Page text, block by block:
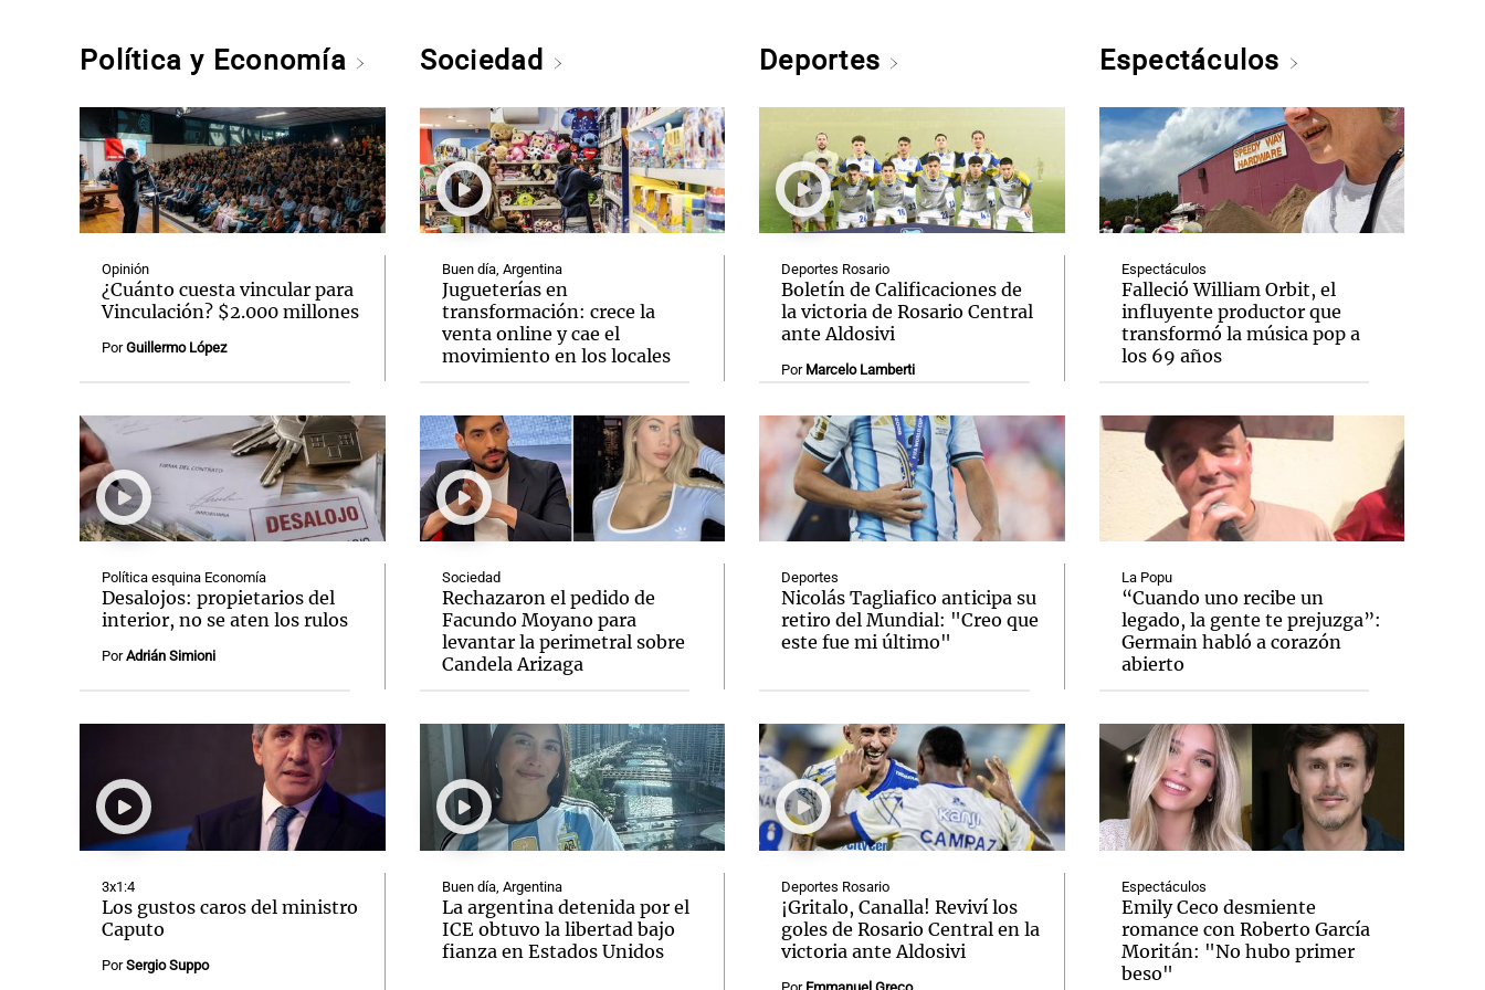
Política y Economía
Opinión
¿Cuánto cuesta vincular para
Vinculación? $2.000 millones
PorGuillermo López
Política esquina Economía
Desalojos: propietarios del
interior, no se aten los rulos
PorAdrián Simioni
3x1:4
Los gustos caros del ministro
Caputo
PorSergio Suppo
Sociedad
Buen día, Argentina
Jugueterías en
transformación: crece la
venta online y cae el
movimiento en los locales
Sociedad
Rechazaron el pedido de
Facundo Moyano para
levantar la perimetral sobre
Candela Arizaga
Buen día, Argentina
La argentina detenida por el
ICE obtuvo la libertad bajo
fianza en Estados Unidos
Deportes
Deportes Rosario
Boletín de Calificaciones de
la victoria de Rosario Central
ante Aldosivi
Por Marcelo Lamberti
Deportes
Nicolás Tagliafico anticipa su
retiro del Mundial: "Creo que
este fue mi último"
Deportes Rosario
¡Gritalo, Canalla! Reviví los
goles de Rosario Central en la
victoria ante Aldosivi
Espectáculos
Espectáculos
Falleció William Orbit, el
influyente productor que
transformó la música pop a
los 69 años
La Popu
“Cuando uno recibe un
legado, la gente te prejuzga”:
Germain habló a corazón
abierto
Espectáculos
Emily Ceco desmiente
romance con Roberto García
Moritán: "No hubo primer
beso"
Notas
El huracán de Arequito Cadena 3 en Groenlandia
Notas